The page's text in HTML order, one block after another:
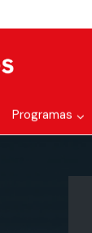
Programas